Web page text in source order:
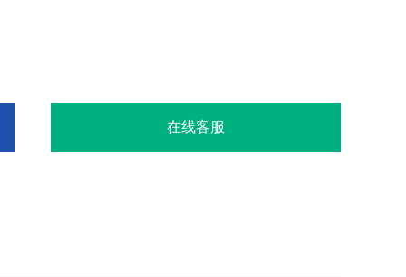
在线客服